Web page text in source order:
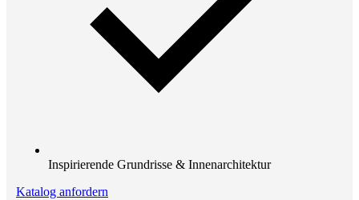
Inspirierende Grundrisse & Innenarchitektur
Katalog anfordern